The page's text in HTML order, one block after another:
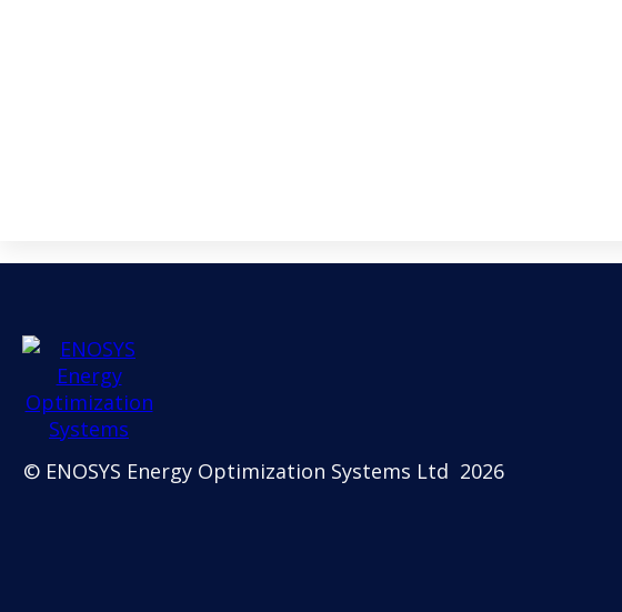
© ENOSYS Energy Optimization Systems Ltd 2026